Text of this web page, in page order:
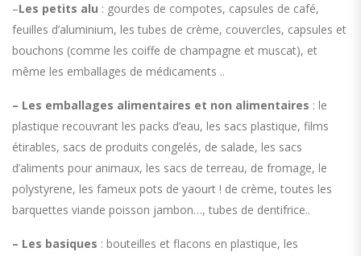
–Les petits alu : gourdes de compotes, capsules de café,
feuilles d’aluminium, les tubes de crème, couvercles, capsules et
bouchons (comme les coiffe de champagne et muscat), et
même les emballages de médicaments ..
– Les emballages alimentaires et non alimentaires : le
plastique recouvrant les packs d’eau, les sacs plastique, films
étirables, sacs de produits congelés, de salade, les sacs
d’aliments pour animaux, les sacs de terreau, de fromage, le
polystyrene, les fameux pots de yaourt ! de crème, toutes les
barquettes viande poisson jambon…, tubes de dentifrice..
– Les basiques : bouteilles et flacons en plastique, les